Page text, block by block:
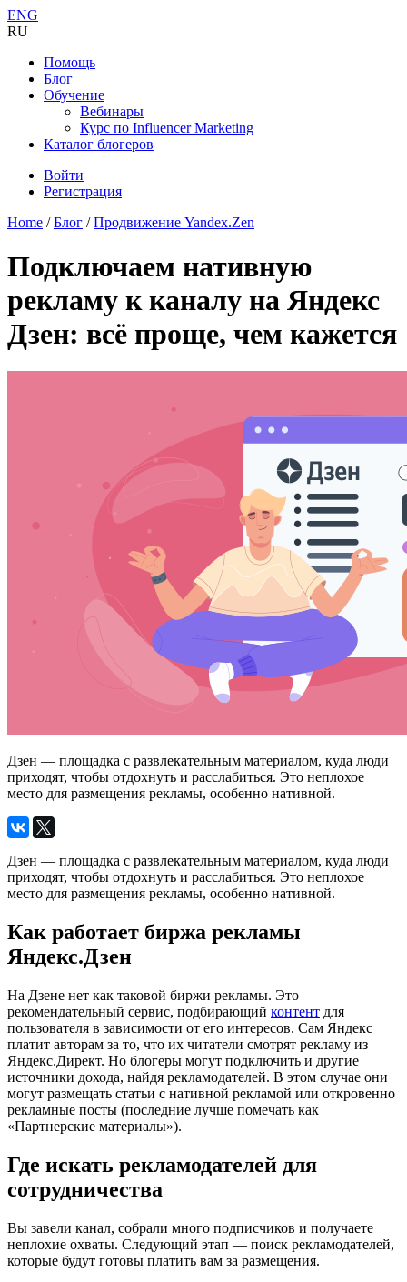
ENG
RU
Помощь
Блог
Обучение
Вебинары
Курс по Influencer Marketing
Каталог блогеров
Войти
Регистрация
Home /Блог /Продвижение Yandex.Zen
Подключаем нативную
рекламу к каналу на Яндекс
Дзен: всё проще, чем кажется
Дзен — площадка с развлекательным материалом, куда люди
приходят, чтобы отдохнуть и расслабиться. Это неплохое
место для размещения рекламы, особенно нативной.
Дзен — площадка с развлекательным материалом, куда люди
приходят, чтобы отдохнуть и расслабиться. Это неплохое
место для размещения рекламы, особенно нативной.
Как работает биржа рекламы
Яндекс.Дзен
На Дзене нет как таковой биржи рекламы. Это
рекомендательный сервис, подбирающий контент для
пользователя в зависимости от его интересов. Сам Яндекс
платит авторам за то, что их читатели смотрят рекламу из
Яндекс.Директ. Но блогеры могут подключить и другие
источники дохода, найдя рекламодателей. В этом случае они
могут размещать статьи с нативной рекламой или откровенно
рекламные посты (последние лучше помечать как
«Партнерские материалы»).
Где искать рекламодателей для
сотрудничества
Вы завели канал, собрали много подписчиков и получаете
неплохие охваты. Следующий этап — поиск рекламодателей,
которые будут готовы платить вам за размещения.